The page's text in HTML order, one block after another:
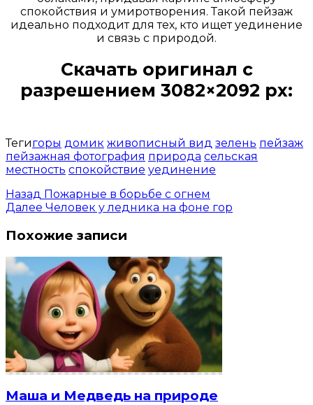
спокойствия и умиротворения. Такой пейзаж
идеально подходит для тех, кто ищет уединение
и связь с природой.
Скачать оригинал с
разрешением 3082×2092 px:
Тегигоры домик живописный вид зелень пейзаж
пейзажная фотография природа сельская
местность спокойствие уединение
Назад Пожарные в борьбе с огнем
Далее Человек у ледника на фоне гор
Похожие записи
Маша и Медведь на природе